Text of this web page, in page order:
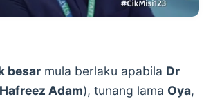
besar mula berlaku apabila Dr
Hafreez Adam), tunang lama Oya,